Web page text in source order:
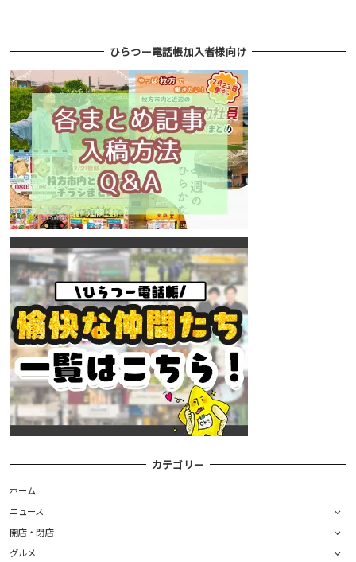
ひらつー電話帳加入者様向け
カテゴリー
ホーム
ニュース
開店・閉店
グルメ